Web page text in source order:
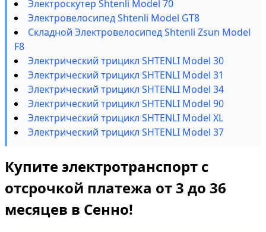
Электроскутер Shtenli Model 70
Электровелосипед Shtenli Model GT8
Складной Электровелосипед Shtenli Zsun Model
F8
Электрический трицикл SHTENLI Model 30
Электрический трицикл SHTENLI Model 31
Электрический трицикл SHTENLI Model 34
Электрический трицикл SHTENLI Model 90
Электрический трицикл SHTENLI Model XL
Электрический трицикл SHTENLI Model 37
Купите электротранспорт с
отсрочкой платежа от 3 до 36
месяцев в Сенно!